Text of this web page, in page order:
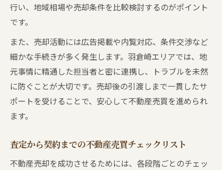
行い、地域相場や売却条件を比較検討するのがポイント
です。
また、売却活動には広告掲載や内覧対応、条件交渉など
細かな手続きが多く発生します。羽倉崎エリアでは、地
元事情に精通した担当者と密に連携し、トラブルを未然
に防ぐことが大切です。売却後の引渡しまで一貫したサ
ポートを受けることで、安心して不動産売買を進められ
ます。
査定から契約までの不動産売買チェックリスト
不動産売却を成功させるためには、各段階ごとのチェッ